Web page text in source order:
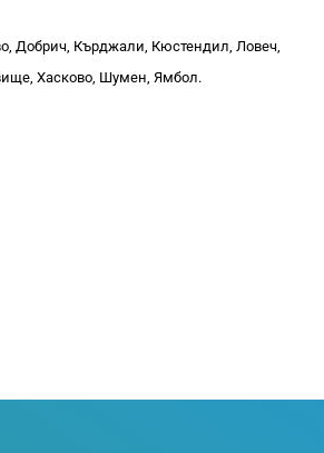
Добрич, Кърджали, Кюстендил, Ловеч,
Хасково, Шумен, Ямбол.